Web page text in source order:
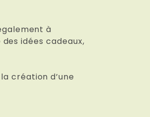
à
idées cadeaux,
création d’une